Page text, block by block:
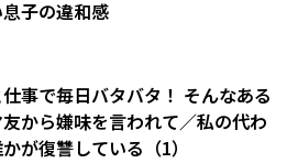
子の違和感
事で毎日バタバタ！ そんなある
から嫌味を言われて／私の代わ
が復讐している（1）